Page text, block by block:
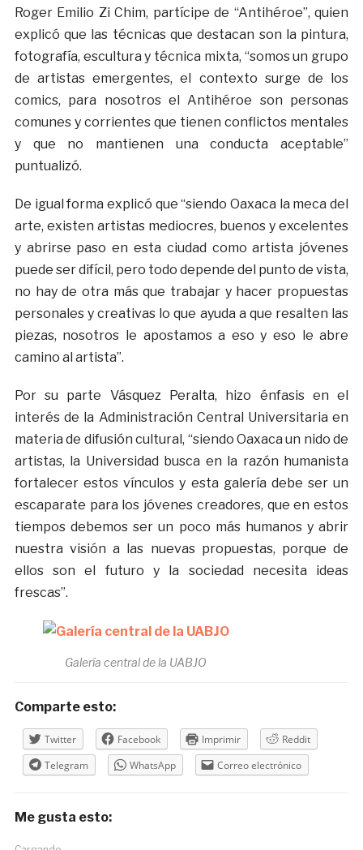
Roger Emilio Zi Chim, partícipe de “Antihéroe”, quien
explicó que las técnicas que destacan son la pintura,
fotografía, escultura y técnica mixta, “somos un grupo
de artistas emergentes, el contexto surge de los
comics, para nosotros el Antihéroe son personas
comunes y corrientes que tienen conflictos mentales
y que no mantienen una conducta aceptable”
puntualizó.
De igual forma explicó que “siendo Oaxaca la meca del
arte, existen artistas mediocres, buenos y excelentes
y abrirse paso en esta ciudad como artista jóvenes
puede ser difícil, pero todo depende del punto de vista,
no hay de otra más que trabajar y hacer propuestas
personales y creativas lo que ayuda a que resalten las
piezas, nosotros le apostamos a eso y eso le abre
camino al artista”.
Por su parte Vásquez Peralta, hizo énfasis en el
interés de la Administración Central Universitaria en
materia de difusión cultural, “siendo Oaxaca un nido de
artistas, la Universidad busca en la razón humanista
fortalecer estos vínculos y esta galería debe ser un
escaparate para los jóvenes creadores, que en estos
tiempos debemos ser un poco más humanos y abrir
nuestra visión a las nuevas propuestas, porque de
ellos son el futuro y la sociedad necesita ideas
frescas”.
Galería central de la UABJO
Comparte esto:
Twitter Facebook Imprimir
Reddit
Telegram
WhatsApp Correo electrónico
Me gusta esto: